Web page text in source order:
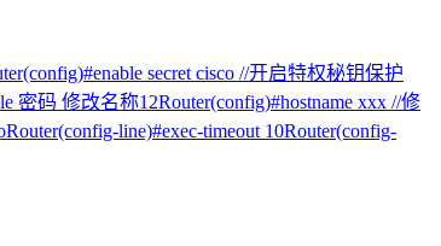
secret cisco //开启特权秘钥保护
密码 修改名称12Router(config)#hostname xxx //修
line)#exec-timeout 10Router(config-